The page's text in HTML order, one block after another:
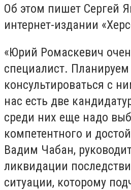
Об этом пишет Сергей
интернет-издании
«Юрий Ромаскевич
специалист. Планируем
консультироваться с
нас есть две
среди них еще надо
компетентного и
Вадим Чабан,
ликвидации
ситуации, которому